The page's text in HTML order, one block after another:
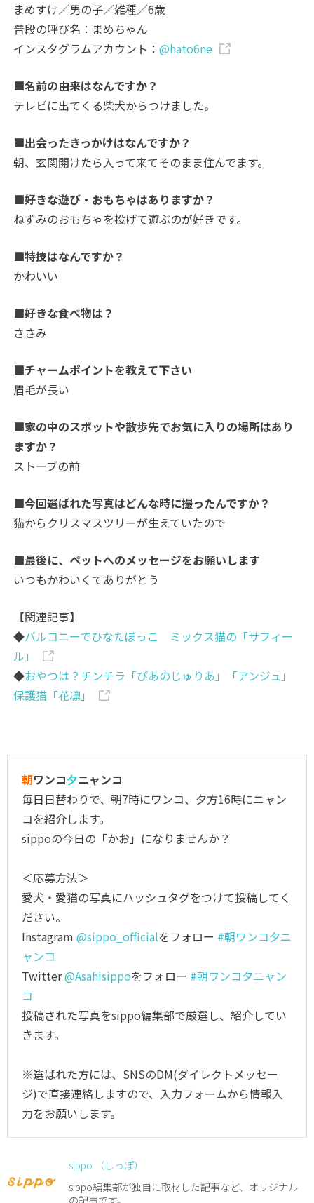
まめすけ／男の子／雑種／6歳
普段の呼び名：まめちゃん
インスタグラムアカウント：@hato6ne
■名前の由来はなんですか？
テレビに出てくる柴犬からつけました。
■出会ったきっかけはなんですか？
朝、玄関開けたら入って来てそのまま住んでます。
■好きな遊び・おもちゃはありますか？
ねずみのおもちゃを投げて遊ぶのが好きです。
■特技はなんですか？
かわいい
■好きな食べ物は？
ささみ
■チャームポイントを教えて下さい
眉毛が長い
■家の中のスポットや散歩先でお気に入りの場所はあり
ますか？
ストーブの前
■今回選ばれた写真はどんな時に撮ったんですか？
猫からクリスマスツリーが生えていたので
■最後に、ペットへのメッセージをお願いします
いつもかわいくてありがとう
【関連記事】
◆バルコニーでひなたぼっこ ミックス猫の「サフィー
ル」
◆おやつは？チンチラ「ぴあのじゅりあ」「アンジュ」
保護猫「花凛」
朝ワンコ夕ニャンコ
毎日日替わりで、朝7時にワンコ、夕方16時にニャン
コを紹介します。
sippoの今日の「かお」になりませんか？
＜応募方法＞
愛犬・愛猫の写真にハッシュタグをつけて投稿してく
ださい。
Instagram @sippo_officialをフォロー #朝ワンコ夕ニ
ャンコ
Twitter@Asahisippoをフォロー #朝ワンコ夕ニャン
コ
投稿された写真をsippo編集部で厳選し、紹介してい
きます。
※選ばれた方には、SNSのDM(ダイレクトメッセー
ジ)で直接連絡しますので、入力フォームから情報入
力をお願いします。
sippo （しっぽ）
sippo編集部が独自に取材した記事など、オリジナル